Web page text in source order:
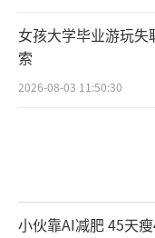
女孩大学毕业游玩
索
2026-08-03 11:50:30
小伙靠AI减肥 45天